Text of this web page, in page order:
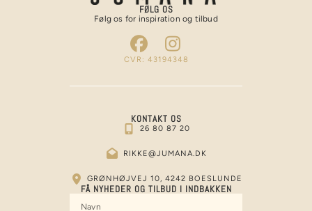
FØLG OS
Følg os for inspiration og tilbud
CVR: 43194348
KONTAKT OS
26 80 87 20
RIKKE@JUMANA.DK
GRØNHØJVEJ 10, 4242 BOESLUNDE
FÅ NYHEDER OG TILBUD I INDBAKKEN